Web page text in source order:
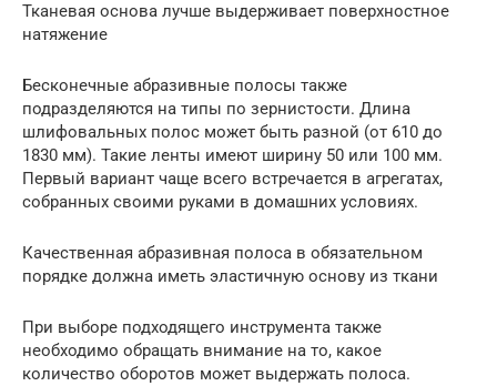
Тканевая основа лучше выдерживает поверхностное
натяжение
Бесконечные абразивные полосы также
подразделяются на типы по зернистости. Длина
шлифовальных полос может быть разной (от 610 до
1830 мм). Такие ленты имеют ширину 50 или 100 мм.
Первый вариант чаще всего встречается в агрегатах,
собранных своими руками в домашних условиях.
Качественная абразивная полоса в обязательном
порядке должна иметь эластичную основу из ткани
При выборе подходящего инструмента также
необходимо обращать внимание на то, какое
количество оборотов может выдержать полоса.